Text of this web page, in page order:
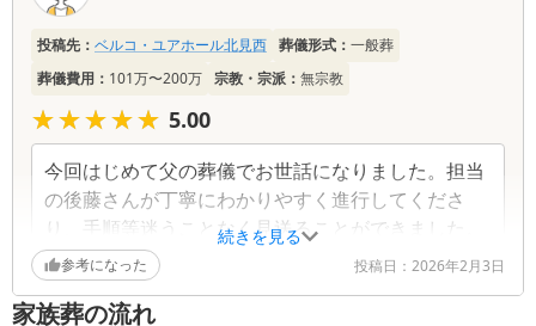
続きを見る
投稿先： ベルコ・ユアホール北見西 葬儀形式： 一般葬
葬儀費用： 101万〜200万 宗教・宗派： 無宗教
★★★★★
★★★★★ 5.00
今回はじめて父の葬儀でお世話になりました。担当
の後藤さんが丁寧にわかりやすく進行してくださ
り、手順等迷うことなく見送ることができました。
遠方からの参列も、見送り前日に宿泊までできたこ
とで急な宿探しもしなくて済みました。きちんとし
た朝食と、入浴もできたこと、設備も充実したホー
参考になった 投稿日： 2026年2月3日
家族葬の流れ